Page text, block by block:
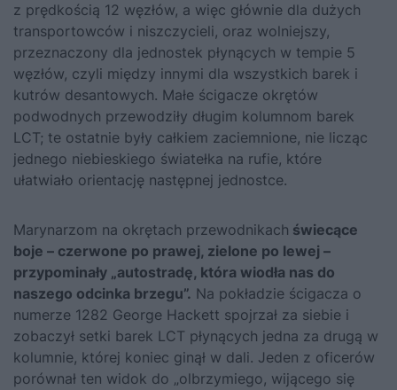
z prędkością 12 węzłów, a więc głównie dla dużych
transportowców i niszczycieli, oraz wolniejszy,
przeznaczony dla jednostek płynących w tempie 5
węzłów, czyli między innymi dla wszystkich barek i
kutrów desantowych. Małe ścigacze okrętów
podwodnych przewodziły długim kolumnom barek
LCT; te ostatnie były całkiem zaciemnione, nie licząc
jednego niebieskiego światełka na rufie, które
ułatwiało orientację następnej jednostce.
Marynarzom na okrętach przewodnikach świecące
boje – czerwone po prawej, zielone po lewej –
przypominały „autostradę, która wiodła nas do
naszego odcinka brzegu”. Na pokładzie ścigacza o
numerze 1282 George Hackett spojrzał za siebie i
zobaczył setki barek LCT płynących jedna za drugą w
kolumnie, której koniec ginął w dali. Jeden z oficerów
porównał ten widok do „olbrzymiego, wijącego się